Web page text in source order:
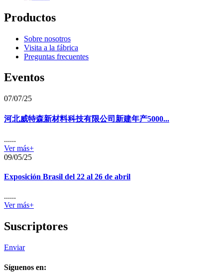
Productos
Sobre nosotros
Visita a la fábrica
Preguntas frecuentes
Eventos
07/07/25
河北威特森新材料科技有限公司新建年产5000...
......
Ver más+
09/05/25
Exposición Brasil del 22 al 26 de abril
......
Ver más+
Suscriptores
Enviar
Síguenos en: